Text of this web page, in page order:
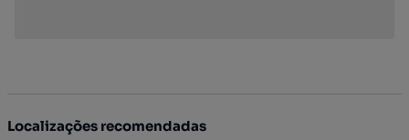
Localizações recomendadas